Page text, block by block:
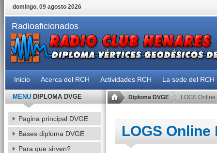
domingo, 09 agosto 2026
Radioaficionados
Inicio Acerca del RCH Actividades RCH La sede del RCH
Diploma DVGE LOGS Online
LOGS Online
MENUDIPLOMA DVGE
Pagina principal DVGE
Bases diploma DVGE
Para que sirven?